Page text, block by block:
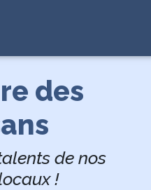
des
de nos
!